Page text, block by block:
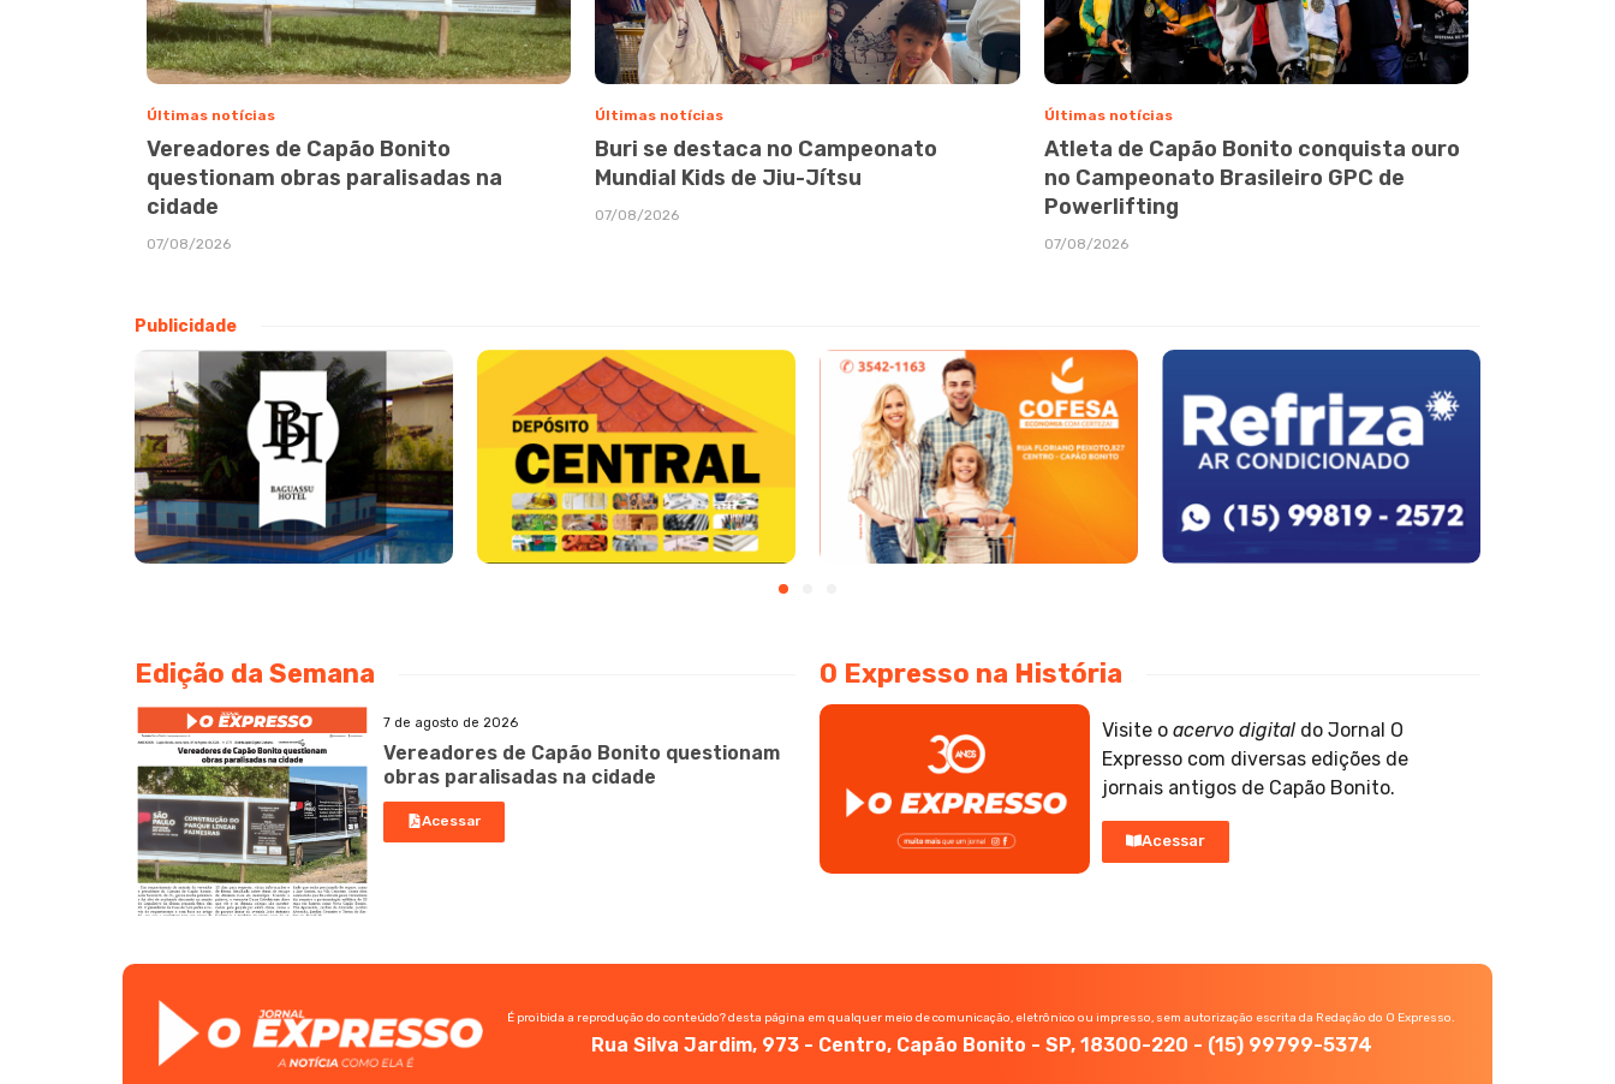
Últimas notícias
Vereadores de Capão Bonito
questionam obras paralisadas na
cidade
07/08/2026
Últimas notícias
Buri se destaca no Campeonato
Mundial Kids de Jiu-Jítsu
07/08/2026
Últimas notícias
Atleta de Capão Bonito conquista ouro
no Campeonato Brasileiro GPC de
Powerlifting
07/08/2026
Publicidade
Edição da Semana
7 de agosto de 2026
Vereadores de Capão Bonito questionam
obras paralisadas na cidade
Acessar
O Expresso na História
Visite o acervo digital do Jornal O
Expresso com diversas edições de
jornais antigos de Capão Bonito.
Acessar
É proibida a reprodução do conteúdo? desta página em qualquer meio de comunicação, eletrônico ou impresso, sem autorização escrita da Redação do O Expresso.
Rua Silva Jardim, 973 - Centro, Capão Bonito - SP, 18300-220 - (15) 99799-5374